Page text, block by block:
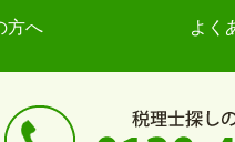
方へ よく